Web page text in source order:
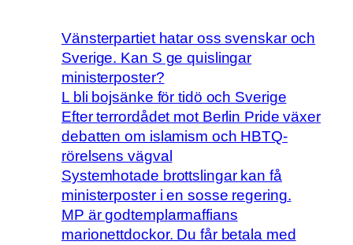
Vänsterpartiet hatar oss svenskar och
Sverige. Kan S ge quislingar
ministerposter?
L bli bojsänke för tidö och Sverige
Efter terrordådet mot Berlin Pride växer
debatten om islamism och HBTQ-
rörelsens vägval
Systemhotade brottslingar kan få
ministerposter i en sosse regering.
MP är godtemplarmaffians
marionettdockor. Du får betala med